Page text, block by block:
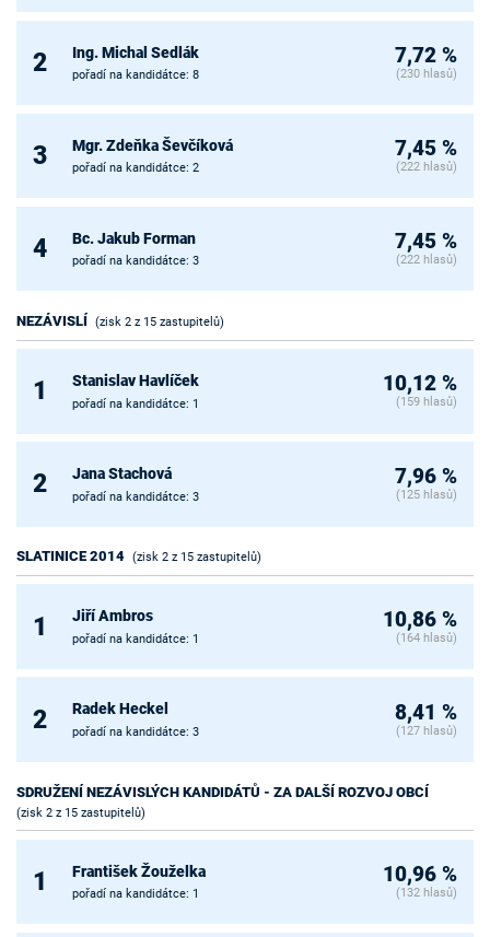
2 Ing. Michal Sedlák
pořadí na kandidátce: 8
7,72 %
(230 hlasů)
3 Mgr. Zdeňka Ševčíková
pořadí na kandidátce: 2
7,45 %
(222 hlasů)
4 Bc. Jakub Forman
pořadí na kandidátce: 3
7,45 %
(222 hlasů)
NEZÁVISLÍ (zisk 2 z 15 zastupitelů)
1 Stanislav Havlíček
pořadí na kandidátce: 1
10,12 %
(159 hlasů)
2 Jana Stachová
pořadí na kandidátce: 3
7,96 %
(125 hlasů)
SLATINICE 2014 (zisk 2 z 15 zastupitelů)
1 Jiří Ambros
pořadí na kandidátce: 1
10,86 %
(164 hlasů)
2 Radek Heckel
pořadí na kandidátce: 3
8,41 %
(127 hlasů)
SDRUŽENÍ NEZÁVISLÝCH KANDIDÁTŮ - ZA DALŠÍ ROZVOJ OBCÍ
(zisk 2 z 15 zastupitelů)
1 František Žouželka
pořadí na kandidátce: 1
10,96 %
(132 hlasů)